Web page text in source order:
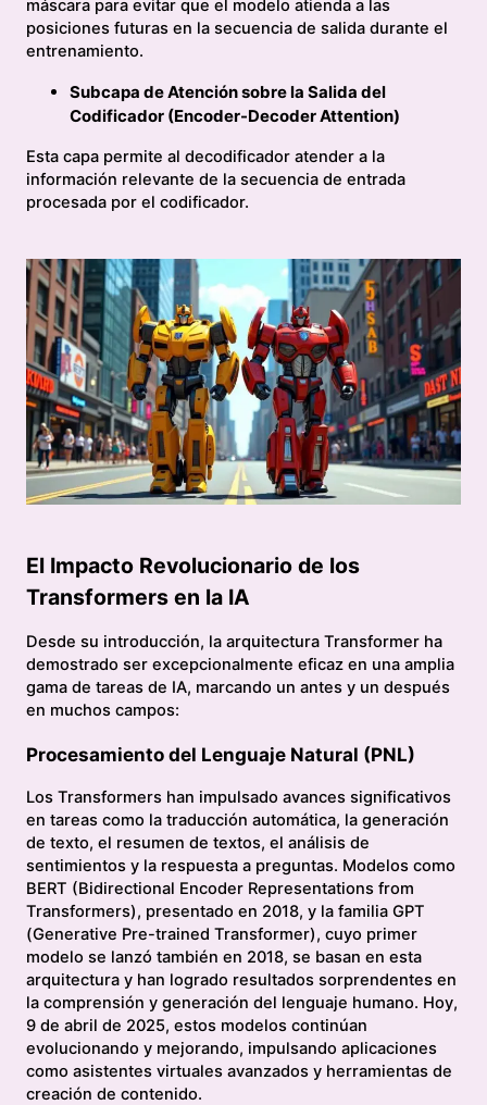
máscara para evitar que el modelo atienda a las
posiciones futuras en la secuencia de salida durante el
entrenamiento.
Subcapa de Atención sobre la Salida del
Codificador (Encoder-Decoder Attention)
Esta capa permite al decodificador atender a la
información relevante de la secuencia de entrada
procesada por el codificador.
El Impacto Revolucionario de los
Transformers en la IA
Desde su introducción, la arquitectura Transformer ha
demostrado ser excepcionalmente eficaz en una amplia
gama de tareas de IA, marcando un antes y un después
en muchos campos:
Procesamiento del Lenguaje Natural (PNL)
Los Transformers han impulsado avances significativos
en tareas como la traducción automática, la generación
de texto, el resumen de textos, el análisis de
sentimientos y la respuesta a preguntas. Modelos como
BERT (Bidirectional Encoder Representations from
Transformers), presentado en 2018, y la familia GPT
(Generative Pre-trained Transformer), cuyo primer
modelo se lanzó también en 2018, se basan en esta
arquitectura y han logrado resultados sorprendentes en
la comprensión y generación del lenguaje humano. Hoy,
9 de abril de 2025, estos modelos continúan
evolucionando y mejorando, impulsando aplicaciones
como asistentes virtuales avanzados y herramientas de
creación de contenido.